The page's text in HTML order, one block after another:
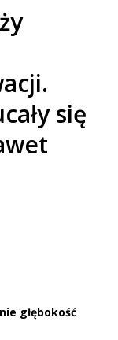
się
głębokość